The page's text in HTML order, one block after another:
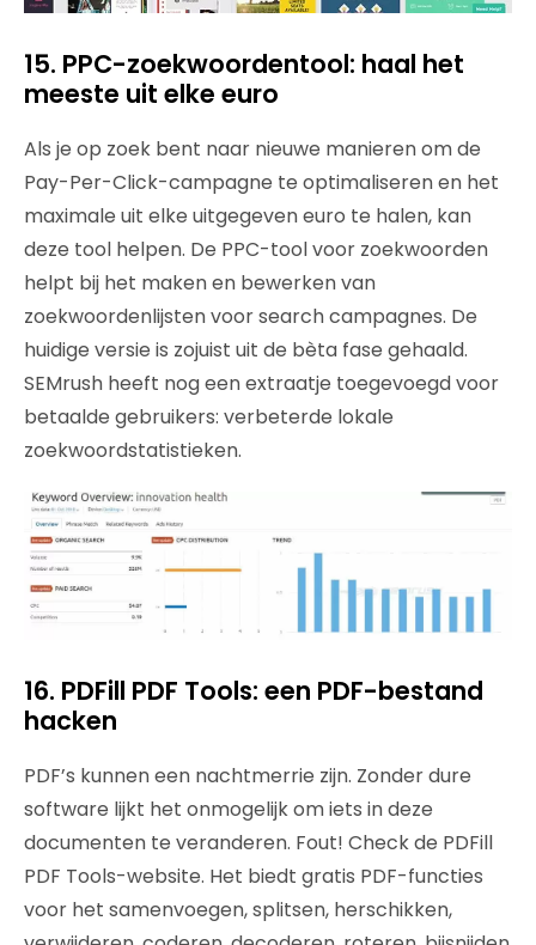
15. PPC-zoekwoordentool: haal het
meeste uit elke euro
Als je op zoek bent naar nieuwe manieren om de
Pay-Per-Click-campagne te optimaliseren en het
maximale uit elke uitgegeven euro te halen, kan
deze tool helpen. De PPC-tool voor zoekwoorden
helpt bij het maken en bewerken van
zoekwoordenlijsten voor search campagnes. De
huidige versie is zojuist uit de bèta fase gehaald.
SEMrush heeft nog een extraatje toegevoegd voor
betaalde gebruikers: verbeterde lokale
zoekwoordstatistieken.
16. PDFill PDF Tools: een PDF-bestand
hacken
PDF’s kunnen een nachtmerrie zijn. Zonder dure
software lijkt het onmogelijk om iets in deze
documenten te veranderen. Fout! Check de PDFill
PDF Tools-website. Het biedt gratis PDF-functies
voor het samenvoegen, splitsen, herschikken,